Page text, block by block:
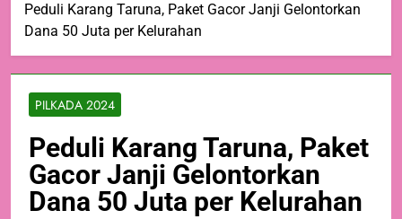
Peduli Karang Taruna, Paket Gacor Janji Gelontorkan
Dana 50 Juta per Kelurahan
PILKADA 2024
Peduli Karang Taruna, Paket
Gacor Janji Gelontorkan
Dana 50 Juta per Kelurahan